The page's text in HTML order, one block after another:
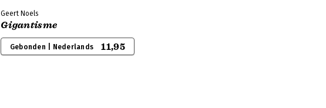
Geert Noels
Gigantisme
Gebonden | Nederlands 11,95